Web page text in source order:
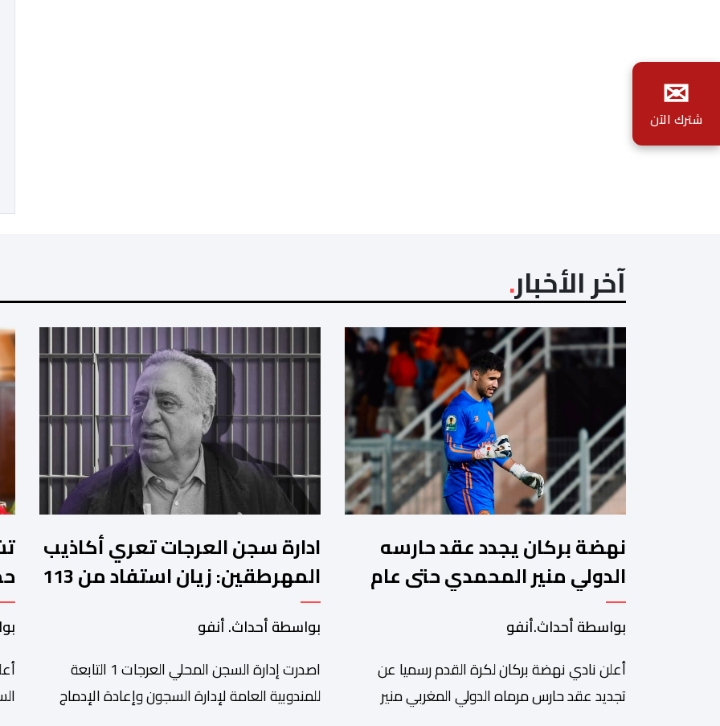
آخر الأخبار
نهضة بركان يجدد عقد حارسه
الدولي منير المحمدي حتى عام
2028
بواسطة أحداث.أنفو
​أعلن نادي نهضة بركان لكرة القدم رسميا عن
تجديد عقد حارس مرماه الدولي المغربي منير
ادارة سجن العرجات تعري أكاذيب
المهرطقين: زيان استفاد من 113
استشارة و50 فحصا طبيا
بواسطة أحداث. أنفو
اصدرت إدارة السجن المحلي العرجات 1 التابعة
للمندوبية العامة لإدارة السجون وإعادة الإدماج
✉
شترك الآن